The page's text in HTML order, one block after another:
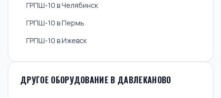
ГРПШ-10 в Челябинск
ГРПШ-10 в Пермь
ГРПШ-10 в Ижевск
ДРУГОЕ ОБОРУДОВАНИЕ В ДАВЛЕКАНОВО